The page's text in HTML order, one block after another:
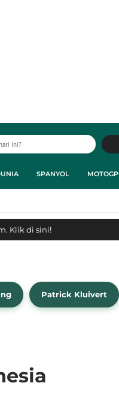
SPANYOL MOTOGP
Klik di sini!
Patrick Kluivert